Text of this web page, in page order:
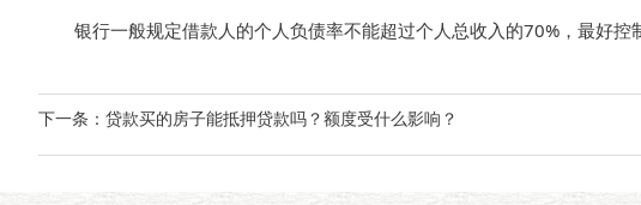
银行一般规定借款人的个人负债率不能超过个人总收入的70%，最好控
下一条： 贷款买的房子能抵押贷款吗？额度受什么影响？